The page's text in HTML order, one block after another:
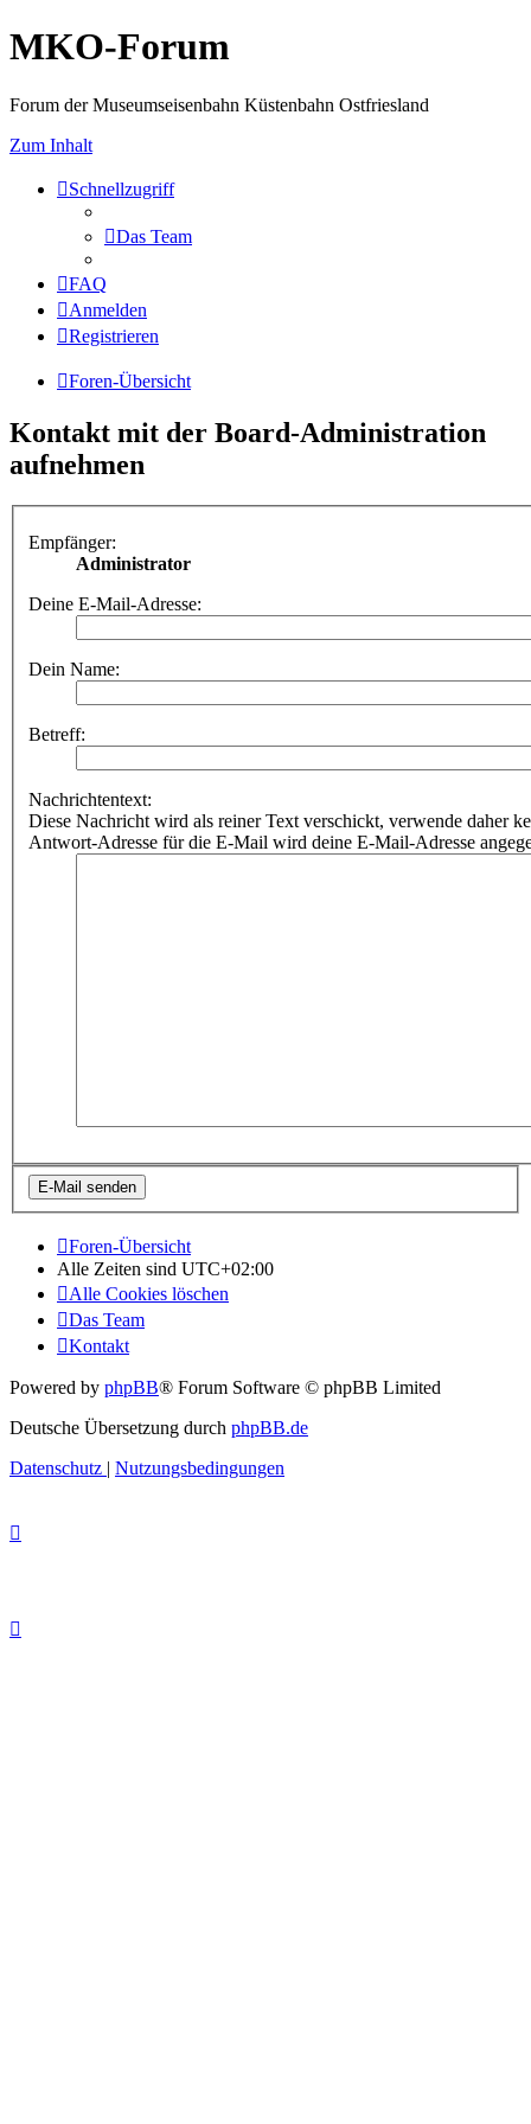
MKO-Forum
Forum der Museumseisenbahn Küstenbahn Ostfriesland
Zum Inhalt
Schnellzugriff
Das Team
FAQ
Anmelden
Registrieren
Foren-Übersicht
Kontakt mit der Board-Administration
aufnehmen
Empfänger:
Administrator
Deine E-Mail-Adresse:
Dein Name:
Betreff:
Nachrichtentext:
Diese Nachricht wird als reiner Text verschickt, verwende daher
Antwort-Adresse für die E-Mail wird deine E-Mail-Adresse
Foren-Übersicht
Alle Zeiten sind UTC+02:00
Alle Cookies löschen
Das Team
Kontakt
Powered by phpBB® Forum Software © phpBB Limited
Deutsche Übersetzung durch phpBB.de
Datenschutz | Nutzungsbedingungen